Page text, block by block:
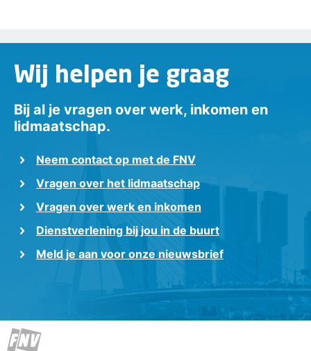
Wij helpen je graag
Bij al je vragen over werk, inkomen en
lidmaatschap.
Neem contact op met de FNV
Vragen over het lidmaatschap
Vragen over werk en inkomen
Dienstverlening bij jou in de buurt
Meld je aan voor onze nieuwsbrief